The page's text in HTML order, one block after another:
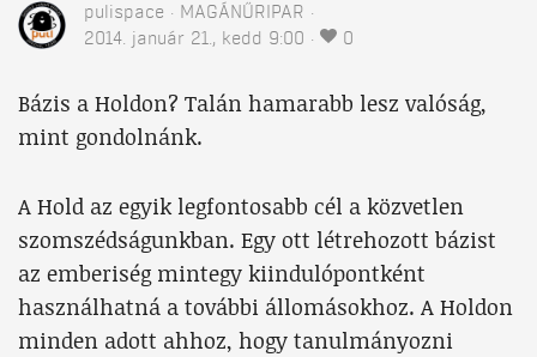
pulispace
MAGÁNŰRIPAR
2014. január 21., kedd 9:00
0
Bázis a Holdon? Talán hamarabb lesz valóság,
mint gondolnánk.
A Hold az egyik legfontosabb cél a közvetlen
szomszédságunkban. Egy ott létrehozott bázist
az emberiség mintegy kiindulópontként
használhatná a további állomásokhoz. A Holdon
minden adott ahhoz, hogy tanulmányozni